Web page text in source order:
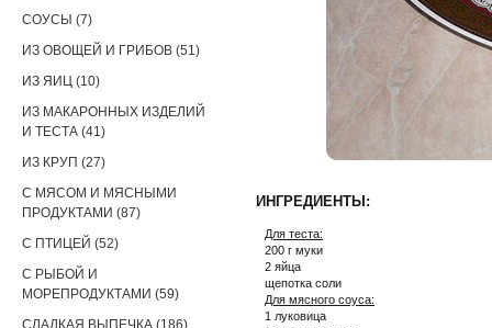
ИНГРЕДИЕНТЫ:
Для теста:
200 г муки
2 яйца
щепотка соли
Для мясного соуса:
1 луковица
СОУСЫ (7)
ИЗ ОВОЩЕЙ И ГРИБОВ (51)
ИЗ ЯИЦ (10)
ИЗ МАКАРОННЫХ ИЗДЕЛИЙ
И ТЕСТА (41)
ИЗ КРУП (27)
С МЯСОМ И МЯСНЫМИ
ПРОДУКТАМИ (87)
С ПТИЦЕЙ (52)
С РЫБОЙ И
МОРЕПРОДУКТАМИ (59)
СЛАДКАЯ ВЫПЕЧКА (186)